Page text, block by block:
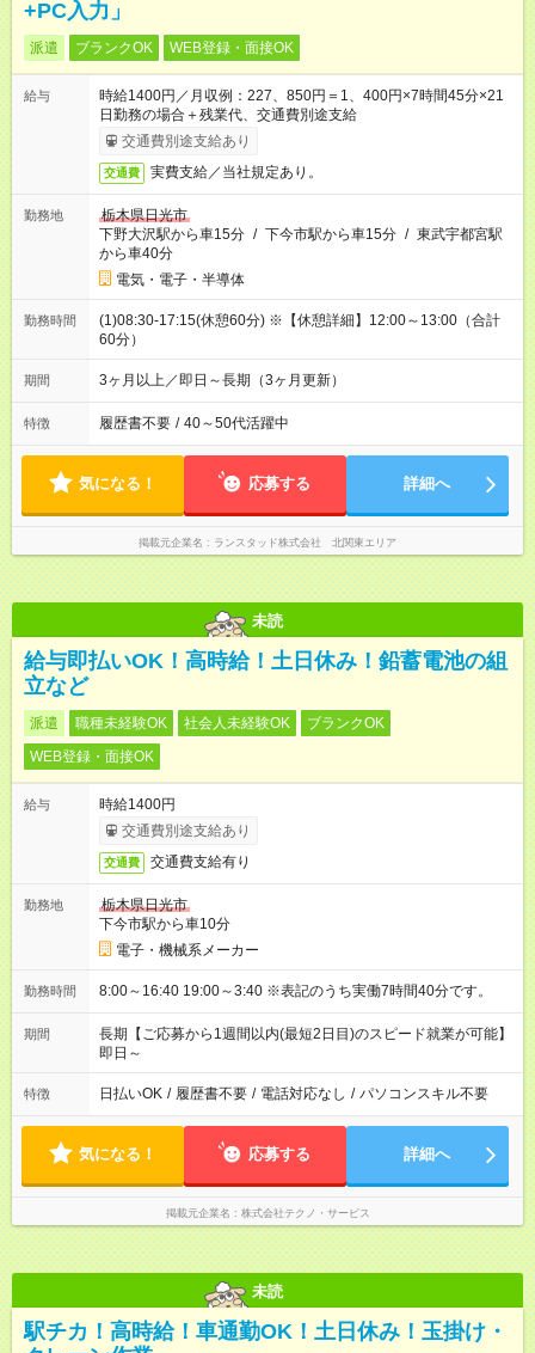
+PC入力」
派遣 ブランクOK WEB登録・面接OK
給与
時給1400円／月収例：227、850円＝1、400円×7時間45分×21
日勤務の場合＋残業代、交通費別途支給
交通費別途支給あり
交通費 実費支給／当社規定あり。
勤務地
栃木県日光市
下野大沢駅から車15分 / 下今市駅から車15分 / 東武宇都宮駅
から車40分
電気・電子・半導体
勤務時間
(1)08:30-17:15(休憩60分) ※【休憩詳細】12:00～13:00（合計
60分）
期間 3ヶ月以上／即日～長期（3ヶ月更新）
特徴 履歴書不要 / 40～50代活躍中
気になる！ 応募する 詳細へ
掲載元企業名 ランスタッド株式会社 北関東エリア
未読
給与即払いOK！高時給！土日休み！鉛蓄電池の組
立など
派遣 職種未経験OK 社会人未経験OK
ブランクOK
WEB登録・面接OK
給与
時給1400円
交通費別途支給あり
交通費 交通費支給有り
勤務地
栃木県日光市
下今市駅から車10分
電子・機械系メーカー
勤務時間 8:00～16:40 19:00～3:40 ※表記のうち実働7時間40分です。
期間
長期【ご応募から1週間以内(最短2日目)のスピード就業が可能】
即日～
特徴 日払いOK / 履歴書不要 / 電話対応なし / パソコンスキル不要
気になる！ 応募する 詳細へ
掲載元企業名 株式会社テクノ・サービス
未読
駅チカ！高時給！車通勤OK！土日休み！玉掛け・